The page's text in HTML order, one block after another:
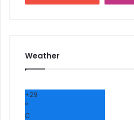
Weather
+29
°
C